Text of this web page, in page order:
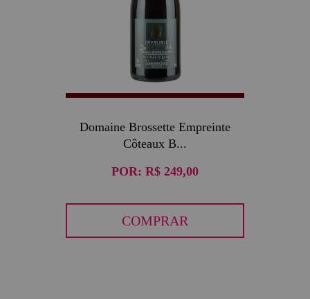
Domaine Brossette Empreinte
Côteaux B...
POR: R$ 249,00
COMPRAR